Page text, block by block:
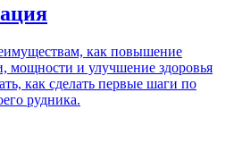
как повышение
мощности и улучшение здоровья
как сделать первые шаги по
рудника.